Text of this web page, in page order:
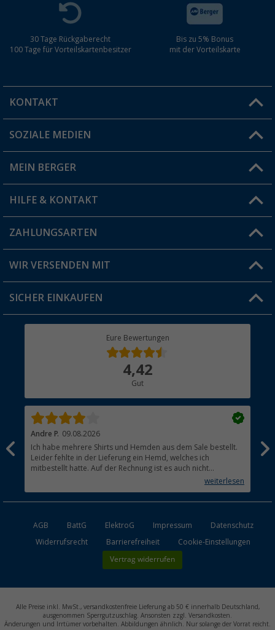
30 Tage Rückgaberecht
100 Tage für Vorteilskartenbesitzer
Bis zu 5% Bonus
mit der Vorteilskarte
KONTAKT
Du hast eine Frage?
Filiale finden
SOZIALE MEDIEN
MEIN BERGER
Vorteilskarte
Blog
Jobs & Karriere
HILFE & KONTAKT
FAQ & Kontakt
Versandinformationen
Rücksendung
ZAHLUNGSARTEN
WIR VERSENDEN MIT
SICHER EINKAUFEN
Eure Bewertungen
4,42
Gut
Andre P. 09.08.2026
Ich habe mehrere Shirts und Hemden aus dem Sale bestellt.
Leider fehlte in der Lieferung ein Hemd, welches ich
mitbestellt hatte. Auf der Rechnung ist es auch nicht
aufgetaucht, aber es gab keinen einzigen Hinweis, dass die
weiterlesen
AGB BattG ElektroG Impressum
Datenschutz
Widerrufsrecht
Barrierefreiheit Cookie-Einstellungen
Vertrag widerrufen
Alle Preise inkl. MwSt., versandkostenfreie Lieferung ab 50 € innerhalb Deutschland,
ausgenommen Sperrgutzuschlag. Ansonsten zzgl. Versandkosten.
Änderungen und Irrtümer vorbehalten. Abbildungen ähnlich. Nur solange der Vorrat reicht.